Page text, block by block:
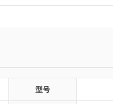
型号